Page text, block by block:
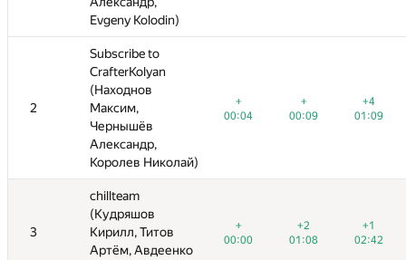
Evgeny Kolodin)
2
Subscribe to
CrafterKolyan
(Находнов
Максим,
Чернышёв
Александр,
Королев Николай)
+
00:04
+
00:09
+4
01:09
3
chillteam
(Кудряшов
Кирилл, Титов
Артём, Авдеенко
+
00:00
+2
01:08
+1
02:42
00:04
00:09
+1
01:10
+
03:58
+4
01:52
00:00
01:08
02:42
+
01:46
+1
02:40
+
01:10
Evgeny Kolodin)
2
Subscribe to
CrafterKolyan
(Находнов
Максим,
Чернышёв
Александр,
Королев Николай)
+
00:04
+
00:09
+4
01:09
3
chillteam
(Кудряшов
Кирилл, Титов
Артём, Авдеенко
+
00:00
+2
01:08
+1
02:42